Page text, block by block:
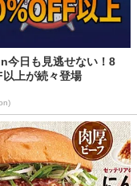
今日も見逃せない！8
以上が続々登場